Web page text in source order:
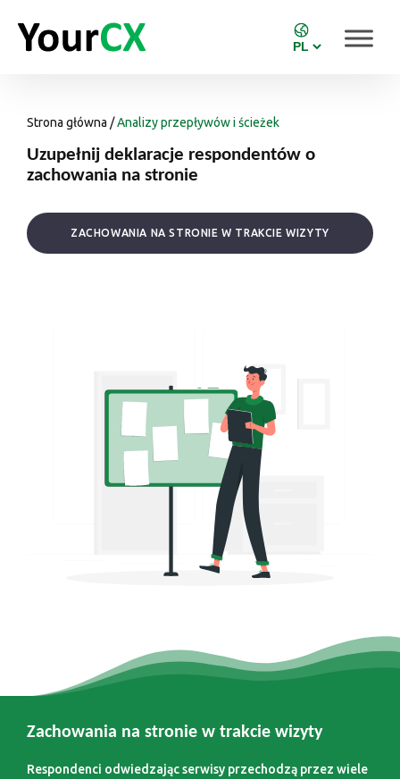
Strona główna /Analizy przepływów i ścieżek
Uzupełnij deklaracje respondentów o
zachowania na stronie
ZACHOWANIA NA STRONIE W TRAKCIE WIZYTY
Zachowania na stronie w trakcie wizyty
Respondenci odwiedzając serwisy przechodzą przez wiele